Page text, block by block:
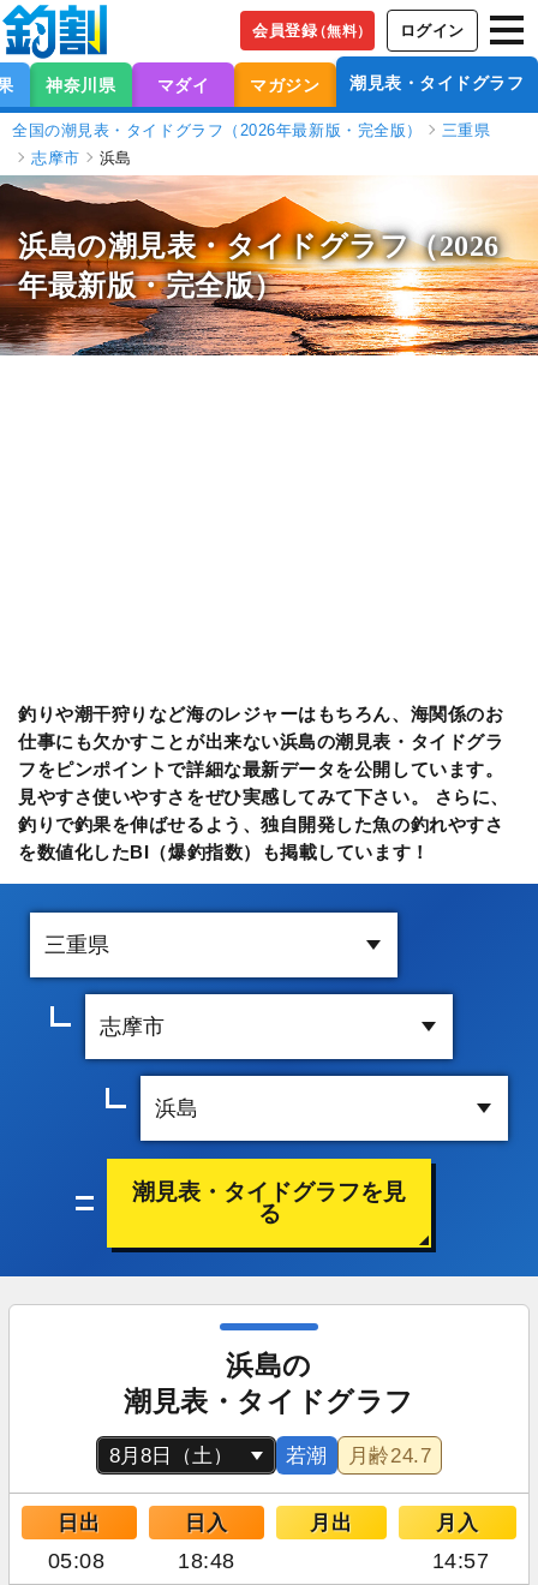
会員登録（無料） ログイン
神奈川県 マダイ マガジン 潮見表・タイドグラフ
全国の潮見表・タイドグラフ（2026年最新版・完全版）
三重県
志摩市
浜島
浜島の潮見表・タイドグラフ（2026
年最新版・完全版）
釣りや潮干狩りなど海のレジャーはもちろん、海関係のお
仕事にも欠かすことが出来ない浜島の潮見表・タイドグラ
フをピンポイントで詳細な最新データを公開しています。
見やすさ使いやすさをぜひ実感してみて下さい。 さらに、
釣りで釣果を伸ばせるよう、独自開発した魚の釣れやすさ
を数値化したBI（爆釣指数）も掲載しています！
潮見表・タイドグラフを見
る
浜島の
潮見表・タイドグラフ
若潮 月齢24.7
日出 日入 月出 月入
05:08 18:48 14:57